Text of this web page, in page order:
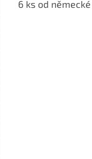
5
6 ks od